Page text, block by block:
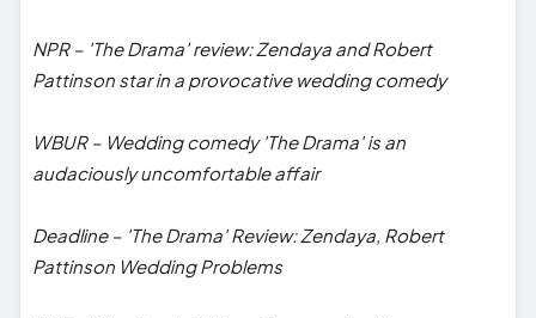
NPR – 'The Drama' review: Zendaya and Robert
Pattinson star in a provocative wedding comedy
WBUR – Wedding comedy 'The Drama' is an
audaciously uncomfortable affair
Deadline – 'The Drama' Review: Zendaya, Robert
Pattinson Wedding Problems